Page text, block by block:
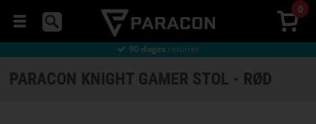
0
MUS
Gratis fragt
Danskwebshop og lager
90 dages returret
PARACON KNIGHT GAMER STOL - RØD